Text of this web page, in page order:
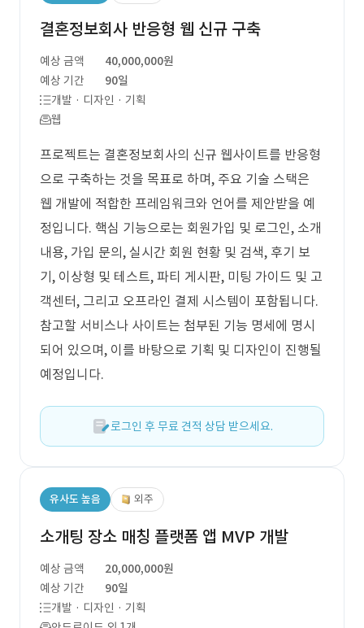
결혼정보회사 반응형 웹 신규 구축
예상 금액
40,000,000원
예상 기간
90일
개발 · 디자인 · 기획
웹
프로젝트는 결혼정보회사의 신규 웹사이트를 반응형
으로 구축하는 것을 목표로 하며, 주요 기술 스택은
웹 개발에 적합한 프레임워크와 언어를 제안받을 예
정입니다. 핵심 기능으로는 회원가입 및 로그인, 소개
내용, 가입 문의, 실시간 회원 현황 및 검색, 후기 보
기, 이상형 및 테스트, 파티 게시판, 미팅 가이드 및 고
객센터, 그리고 오프라인 결제 시스템이 포함됩니다.
참고할 서비스나 사이트는 첨부된 기능 명세에 명시
되어 있으며, 이를 바탕으로 기획 및 디자인이 진행될
예정입니다.
로그인 후 무료 견적 상담 받으세요.
유사도 높음 외주
소개팅 장소 매칭 플랫폼 앱 MVP 개발
예상 금액
20,000,000원
예상 기간
90일
개발 · 디자인 · 기획